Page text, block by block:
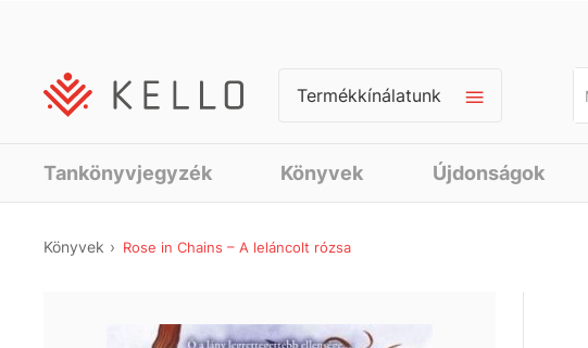
Termékkínálatunk
Tankönyvjegyzék Könyvek Újdonságok
Könyvek Rose in Chains – A leláncolt rózsa